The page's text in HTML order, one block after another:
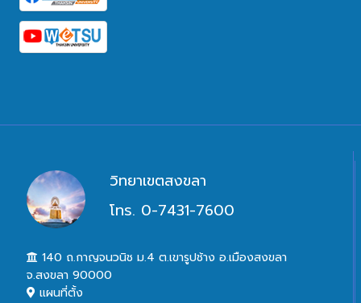
วิทยาเขตสงขลา
โทร. 0-7431-7600
140 ถ.กาญจนวนิช ม.4 ต.เขารูปช้าง อ.เมืองสงขลา
จ.สงขลา 90000
แผนที่ตั้ง